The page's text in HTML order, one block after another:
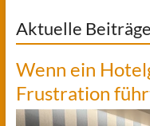
Aktuelle
Wenn ein
Frustration